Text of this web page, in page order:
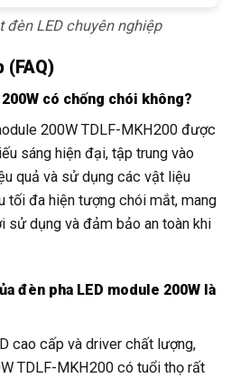
đèn LED chuyên nghiệp
(FAQ)
có chống chói không?
200W TDLF-MKH200 được
sáng hiện đại, tập trung vào
quả và sử dụng các vật liệu
tối đa hiện tượng chói mắt, mang
sử dụng và đảm bảo an toàn khi
đèn pha LED module 200W là
cao cấp và driver chất lượng,
TDLF-MKH200 có tuổi thọ rất